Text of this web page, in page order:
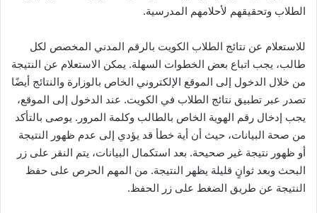
الطلاب وتحقيقهم لأحلامهم المدرسية.
للاستعلام عن نتائج الطلاب الكويت بالرقم المدني المخصص لكل
طالب، يجب اتباع بعض الخطوات السهلة. يمكن الاستعلام عن النتيجة
من خلال الدخول إلى الموقع الإلكتروني الخاص بالوزارة والنتائج أيضًا
تصدر عبر تطبيق نتائج الطلاب في الكويت. عند الدخول إلى الموقع،
يجب إدخال رقم الهوية الخاص بالطالب وكلمة المرور. يوصى بالتأكد
من صحة البيانات، حيث أن أية خطأ قد يؤدي إلى عدم ظهور النتيجة
أو ظهور نتيجة غير صحيحة. بعد استكمال البيانات، يتم النقر على زر
البحث وبعد ثوانٍ قليلة يظهر النتيجة. من المهم الحرص على حفظ
النتيجة عن طريق الضغط على زر الحفظ.